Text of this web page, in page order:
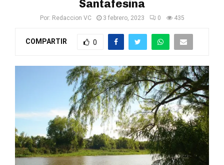
Santafesina
Por: Redaccion VC 3 febrero, 2023 0 435
COMPARTIR 0